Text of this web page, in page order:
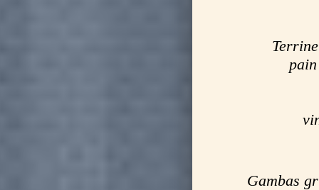
Gambas